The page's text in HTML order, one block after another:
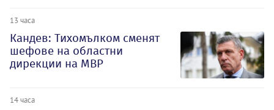
13 часа
Кандев: Тихомълком сменят
шефове на областни
дирекции на МВР
14 часа